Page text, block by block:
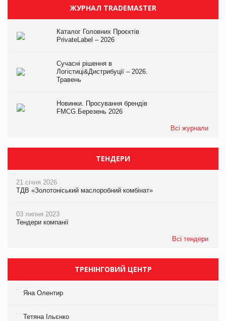
ЖУРНАЛ TRADEMASTER
Каталог Головних Проєктів
PrivateLabel – 2026
Сучасні рішення в
Логістиці&Дистрибуції – 2026.
Травень
Новинки. Просування брендів
FMCG.Березень 2026
Всі журнали
ТЕНДЕРИ
21 січня 2026
ТДВ «Золотоніський маслоробний комбінат»
03 липня 2023
Тендери компанії
Всі тендери
ТРЕНІНГОВИЙ ЦЕНТР
Яна Олентир
Тетяна Ільєнко